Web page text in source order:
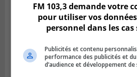
Publié le 7 août 2026 à 14h10
Les résidents de
transparence dans l’affaire
FM 103,3 demande votre
pour utiliser vos
personnel dans les
Publicités et contenu
performance des publicités et
d’audience et développement de